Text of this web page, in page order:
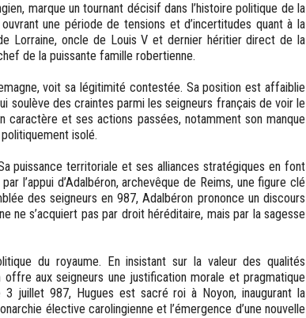
marque un tournant décisif dans l’histoire politique de la
une période de tensions et d’incertitudes quant à la
Lorraine, oncle de Louis V et dernier héritier direct de la
de la puissante famille robertienne.
voit sa légitimité contestée. Sa position est affaiblie
soulève des craintes parmi les seigneurs français de voir le
caractère et ses actions passées, notamment son manque
isolé.
puissance territoriale et ses alliances stratégiques en font
l’appui d’Adalbéron, archevêque de Reims, une figure clé
des seigneurs en 987, Adalbéron prononce un discours
ne s’acquiert pas par droit héréditaire, mais par la sagesse
du royaume. En insistant sur la valeur des qualités
aux seigneurs une justification morale et pragmatique
juillet 987, Hugues est sacré roi à Noyon, inaugurant la
élective carolingienne et l’émergence d’une nouvelle